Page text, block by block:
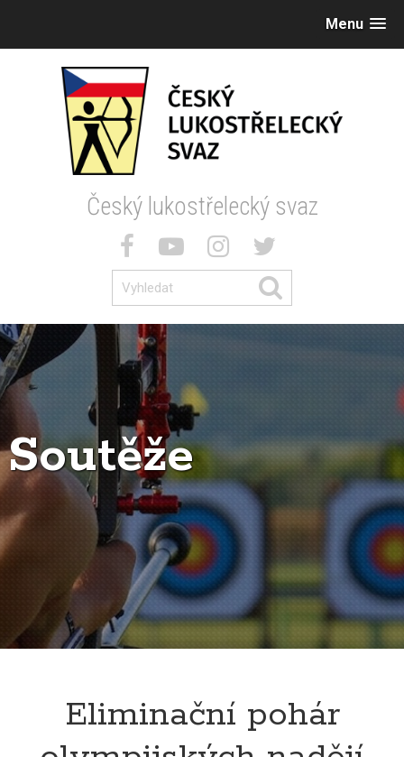
Menu
Český lukostřelecký svaz
Soutěže
Eliminační pohár